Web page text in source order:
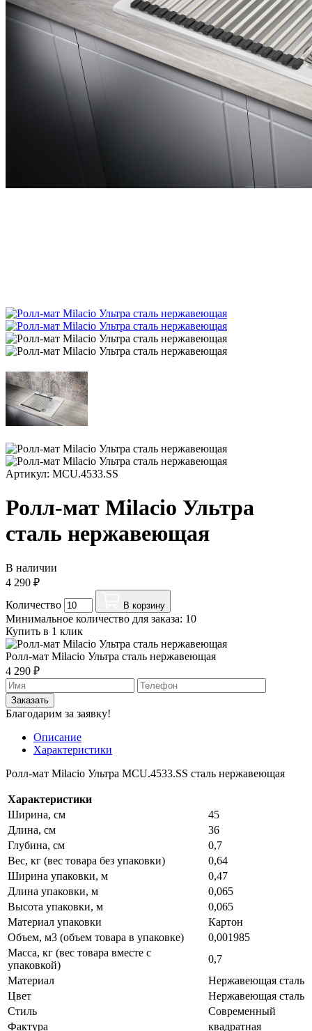
Артикул: MCU.4533.SS
Ролл-мат Milacio Ультра
сталь нержавеющая
В наличии
4 290 ₽
Количество
В корзину
Минимальное количество для заказа: 10
Купить в 1 клик
Ролл-мат Milacio Ультра сталь нержавеющая
4 290 ₽
Заказать
Благодарим за заявку!
Описание
Характеристики
Ролл-мат Milacio Ультра MCU.4533.SS сталь нержавеющая
Характеристики
Ширина, см
45
Длина, см
36
Глубина, см
0,7
Вес, кг (вес товара без упаковки)
0,64
Ширина упаковки, м
0,47
Длина упаковки, м
0,065
Высота упаковки, м
0,065
Материал упаковки
Картон
Объем, м3 (объем товара в упаковке)
0,001985
Масса, кг (вес товара вместе с
упаковкой)
0,7
Материал
Нержавеющая сталь
Цвет
Нержавеющая сталь
Стиль
Современный
Фактура
квадратная